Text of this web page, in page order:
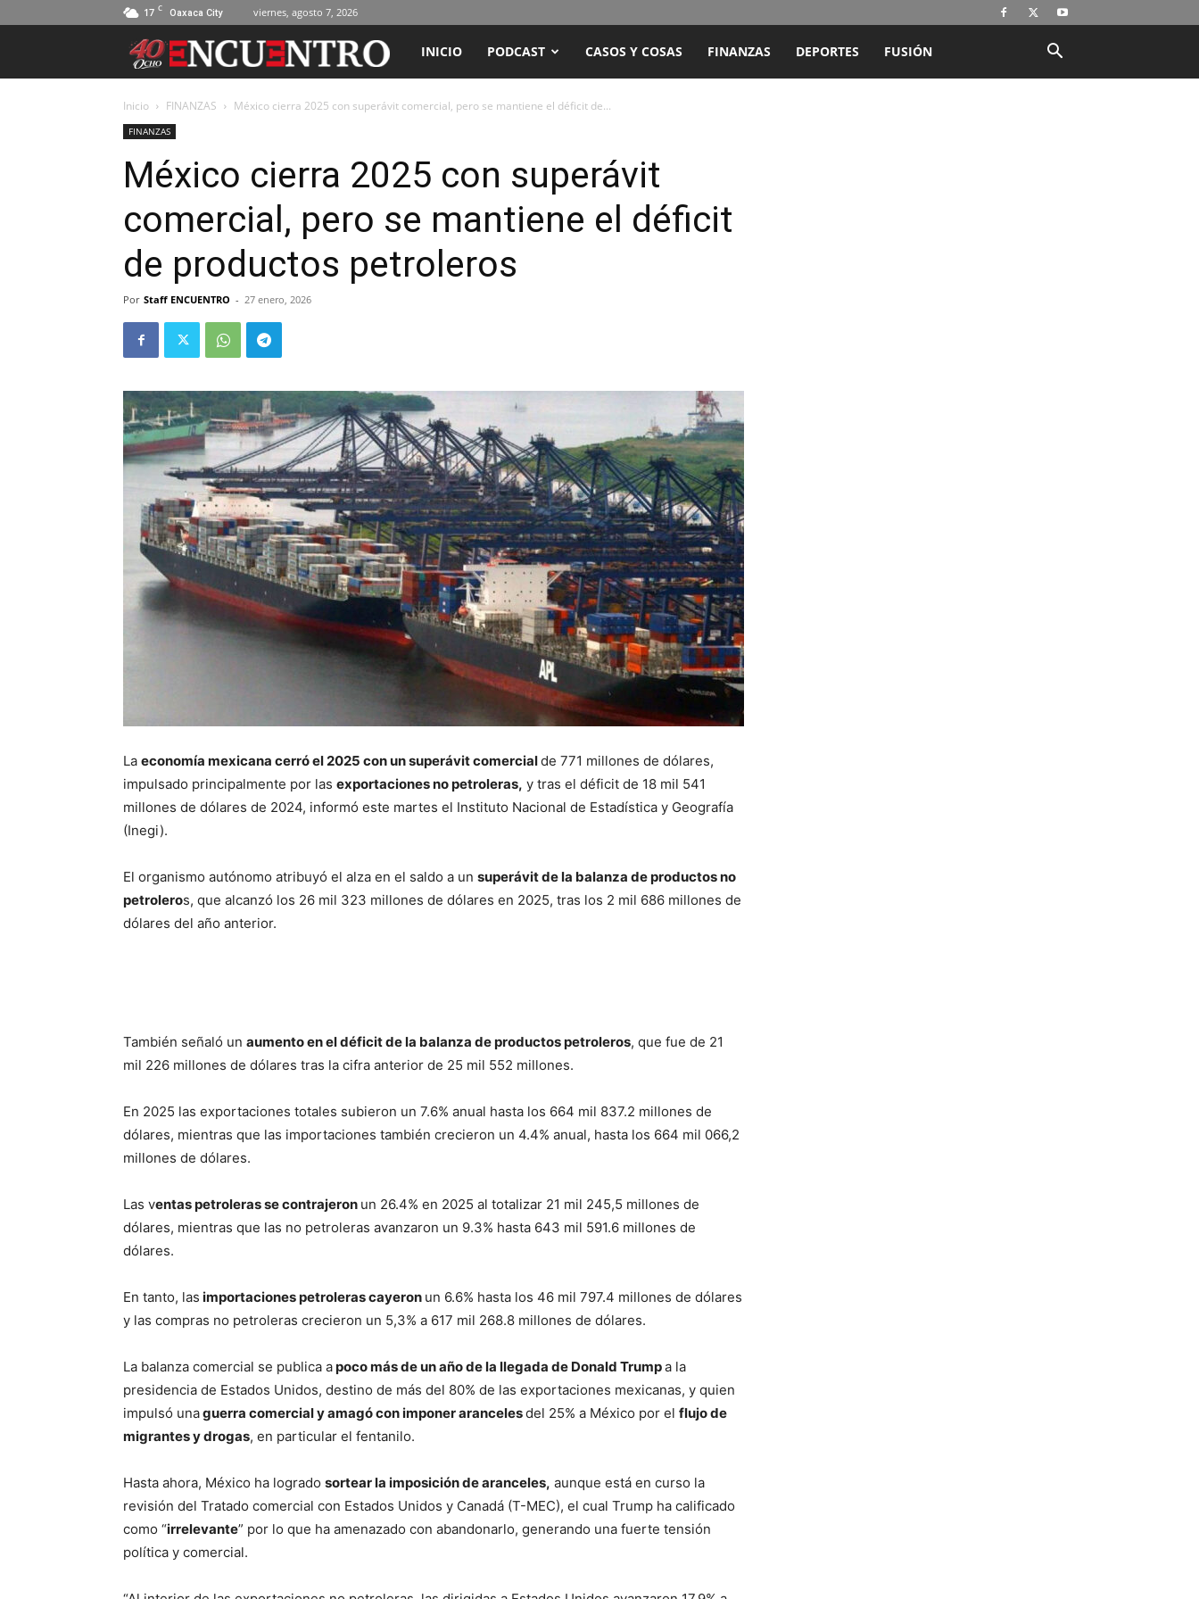
17 C Oaxaca City viernes, agosto 7, 2026
ENCUENTRO
RADIO
TELEVISIÓN
INICIO PODCAST CASOS Y COSAS FINANZAS DEPORTES FUSIÓN
Inicio FINANZAS México cierra 2025 con superávit comercial, pero se mantiene el déficit de...
FINANZAS
México cierra 2025 con superávit
comercial, pero se mantiene el déficit
de productos petroleros
Por Staff ENCUENTRO - 27 enero, 2026
La economía mexicana cerró el 2025 con un superávit comercialde 771 millones de dólares,
impulsado principalmente por las exportaciones no petroleras, y tras el déficit de 18 mil 541
millones de dólares de 2024, informó este martes el Instituto Nacional de Estadística y Geografía
(Inegi).
El organismo autónomo atribuyó el alza en el saldo a un superávit de la balanza de productos no
petroleros, que alcanzó los 26 mil 323 millones de dólares en 2025, tras los 2 mil 686 millones de
dólares del año anterior.
También señaló un aumento en el déficit de la balanza de productos petroleros, que fue de 21
mil 226 millones de dólares tras la cifra anterior de 25 mil 552 millones.
En 2025 las exportaciones totales subieron un 7.6% anual hasta los 664 mil 837.2 millones de
dólares, mientras que las importaciones también crecieron un 4.4% anual, hasta los 664 mil 066,2
millones de dólares.
Las ventas petroleras se contrajeron un 26.4% en 2025 al totalizar 21 mil 245,5 millones de
dólares, mientras que las no petroleras avanzaron un 9.3% hasta 643 mil 591.6 millones de
dólares.
En tanto, las importaciones petroleras cayeron un 6.6% hasta los 46 mil 797.4 millones de dólares
y las compras no petroleras crecieron un 5,3% a 617 mil 268.8 millones de dólares.
La balanza comercial se publica apoco más de un año de la llegada de Donald Trumpa la
presidencia de Estados Unidos, destino de más del 80% de las exportaciones mexicanas, y quien
impulsó unaguerra comercial y amagó con imponer arancelesdel 25% a México por el flujo de
migrantes y drogas, en particular el fentanilo.
Hasta ahora, México ha logrado sortear la imposición de aranceles, aunque está en curso la
revisión del Tratado comercial con Estados Unidos y Canadá (T-MEC), el cual Trump ha calificado
como “irrelevante” por lo que ha amenazado con abandonarlo, generando una fuerte tensión
política y comercial.